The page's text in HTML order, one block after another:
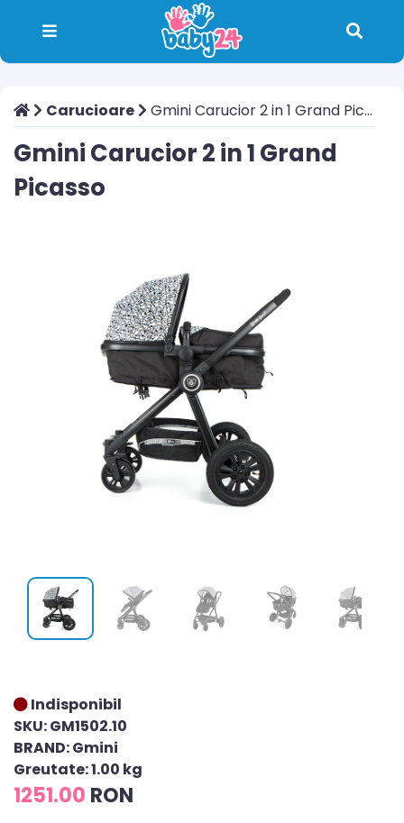
Carucioare Gmini Carucior 2 in 1 Grand Picasso
Gmini Carucior 2 in 1 Grand
Picasso
Indisponibil
SKU: GM1502.10
BRAND: Gmini
Greutate: 1.00 kg
1251.00 RON